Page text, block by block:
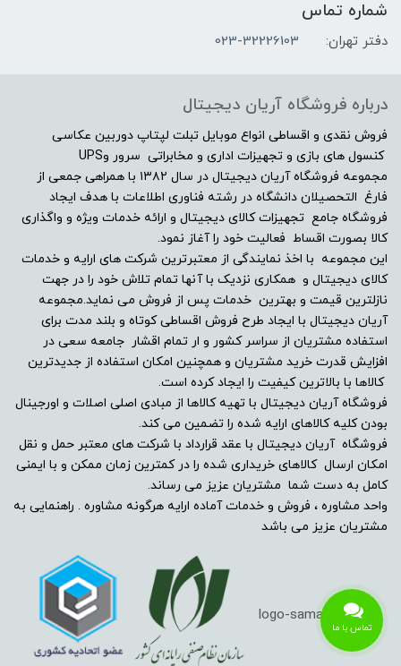
شماره تماس
دفتر تهران: 023-32226103
درباره فروشگاه آریان دیجیتال
فروش نقدی و اقساطی انواع موبایل تبلت لپتاپ دوربین عکاسی
کنسول های بازی و تجهیزات اداری و مخابراتی سرور وUPS
مجموعه فروشگاه آریان دیجیتال در سال ۱۳۸۲ با همراهی جمعی از
فارغ التحصیلان دانشگاه در رشته فناوری اطلاعات با هدف ایجاد
فروشگاه جامع تجهیزات کالای دیجیتال و ارائه خدمات ویژه و واگذاری
کالا بصورت اقساط فعالیت خود را آغاز نمود.
این مجموعه با اخذ نمایندگی از معتبرترین شرکت های ارایه و خدمات
کالای دیجیتال و همکاری نزدیک با آنها تمام تلاش خود را در جهت
نازلترین قیمت و بهترین خدمات پس از فروش می نماید.مجموعه
آریان دیجیتال با ایجاد طرح فروش اقساطی کوتاه و بلند مدت برای
استفاده مشتریان از سراسر کشور و ار تمام اقشار جامعه سعی در
افزایش قدرت خرید مشتریان و همچنین امکان استفاده از جدیدترین
کالاها با بالاترین کیفیت را ایجاد کرده است.
فروشگاه آریان دیجیتال با تهیه کالاها از مبادی اصلی اصلات و اورجینال
بودن کلیه کالاهای ارایه شده را تضمین می کند.
فروشگاه آریان دیجیتال با عقد قرارداد با شرکت های معتبر حمل و نقل
امکان ارسال کالاهای خریداری شده را در کمترین زمان ممکن و با ایمنی
کامل به دست شما مشتریان عزیز می رساند.
واحد مشاوره ، فروش و خدمات آماده ارایه هرگونه مشاوره . راهنمایی به
مشتریان عزیز می باشد
تماس با ما